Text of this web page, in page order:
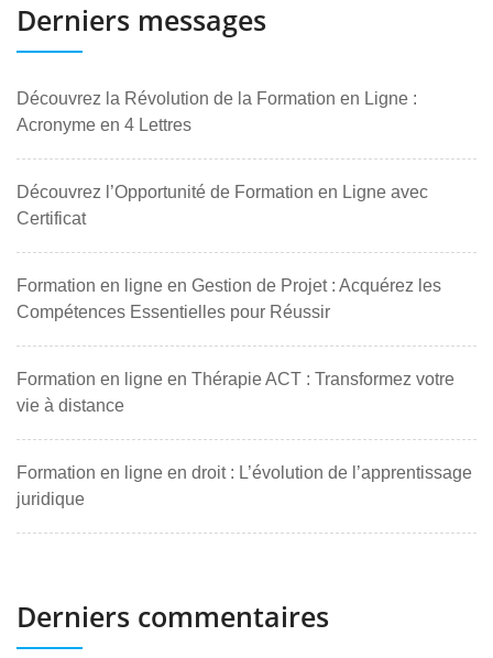
Derniers messages
Découvrez la Révolution de la Formation en Ligne :
Acronyme en 4 Lettres
Découvrez l’Opportunité de Formation en Ligne avec
Certificat
Formation en ligne en Gestion de Projet : Acquérez les
Compétences Essentielles pour Réussir
Formation en ligne en Thérapie ACT : Transformez votre
vie à distance
Formation en ligne en droit : L’évolution de l’apprentissage
juridique
Derniers commentaires